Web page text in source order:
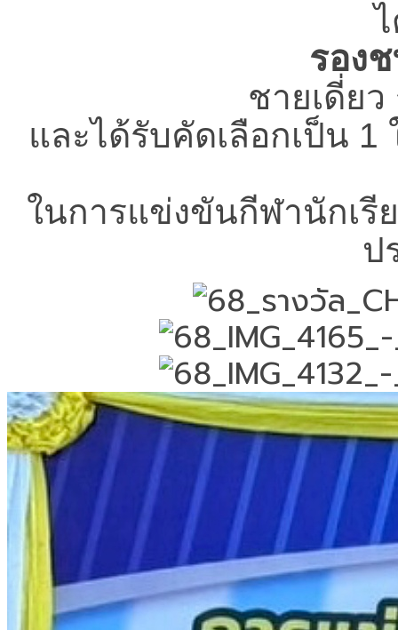
รอง
ชายเดี่ย
และได้รับคัดเลือกเป็น
ในการแข่งขันกีฬานักเรี
ป